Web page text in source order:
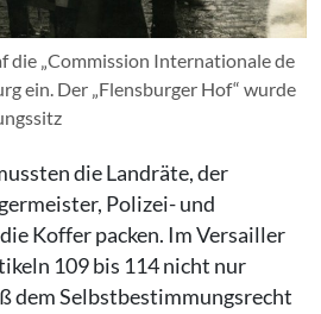
die „Commission Internationale de
ein. Der „Flensburger Hof“ wurde
die Landräte, der
Polizei- und
Koffer packen. Im Versailler
109 bis 114 nicht nur
dem Selbstbestimmungsrecht